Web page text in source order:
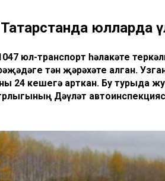
юлларда
юл-транспорт һәлакәте
тән җәрәхәте алган.
24 кешегә арткан. Бу турыда
Дәүләт